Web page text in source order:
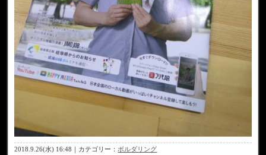
2018.9.26(水) 16:48｜カテゴリー： ボルダリング